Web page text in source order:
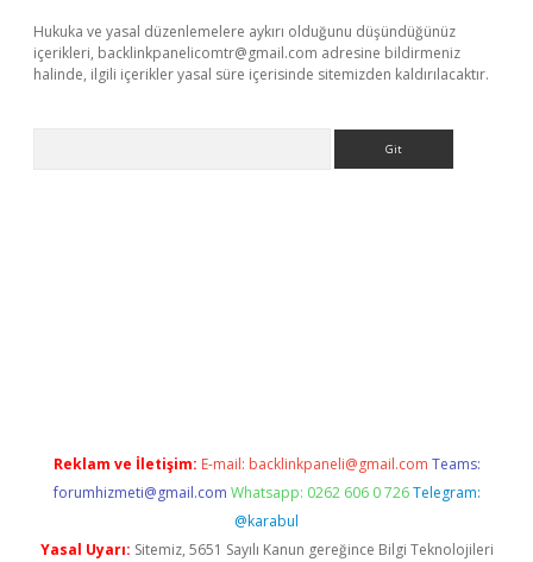
Hukuka ve yasal düzenlemelere aykırı olduğunu düşündüğünüz
içerikleri, backlinkpanelicomtr@gmail.com adresine bildirmeniz
halinde, ilgili içerikler yasal süre içerisinde sitemizden kaldırılacaktır.
Reklam ve İletişim: E-mail: backlinkpaneli@gmail.com Teams:
forumhizmeti@gmail.com Whatsapp: 0262 606 0 726 Telegram:
@karabul
Yasal Uyarı: Sitemiz, 5651 Sayılı Kanun gereğince Bilgi Teknolojileri